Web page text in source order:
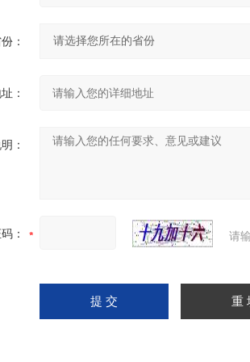
：
：
：
： 请